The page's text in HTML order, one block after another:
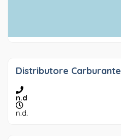
Distributore Carburante
n.d
n.d.